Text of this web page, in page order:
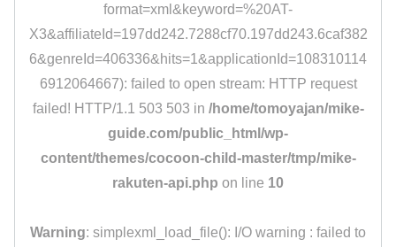
format=xml&keyword=%20AT-
X3&affiliateId=197dd242.7288cf70.197dd243.6caf382
6&genreId=406336&hits=1&applicationId=108310114
6912064667): failed to open stream: HTTP request
failed! HTTP/1.1 503 503 in /home/tomoyajan/mike-
guide.com/public_html/wp-
content/themes/cocoon-child-master/tmp/mike-
rakuten-api.php on line 10
Warning: simplexml_load_file(): I/O warning : failed to